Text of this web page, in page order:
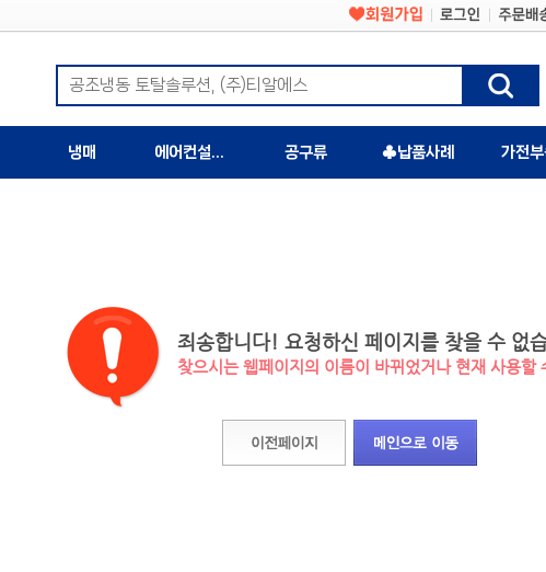
냉매 에어컨설치자재 공구류 ♣납품사례 가전
죄송합니다! 요청하신 페이지를 찾을 수 없
찾으시는 웹페이지의 이름이 바뀌었거나 현재 사용할